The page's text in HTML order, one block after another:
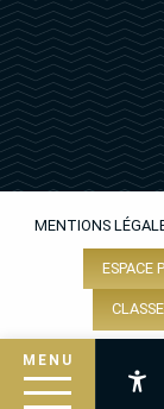
MENU
MENTIONS
ESPACE